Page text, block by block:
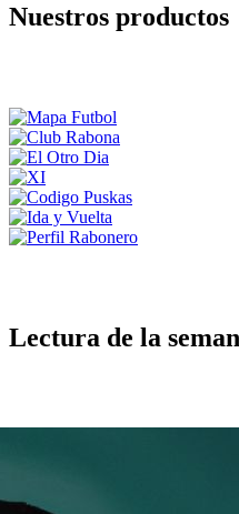
Nuestros productos
Lectura de la